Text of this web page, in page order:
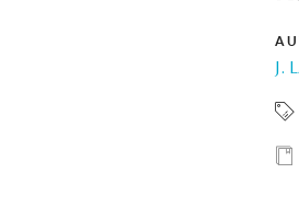
J.